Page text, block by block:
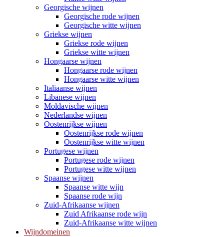
Georgische wijnen
Georgische rode wijnen
Georgische witte wijnen
Griekse wijnen
Griekse rode wijnen
Griekse witte wijnen
Hongaarse wijnen
Hongaarse rode wijnen
Hongaarse witte wijnen
Italiaanse wijnen
Libanese wijnen
Moldavische wijnen
Nederlandse wijnen
Oostenrijkse wijnen
Oostenrijkse rode wijnen
Oostenrijkse witte wijnen
Portugese wijnen
Portugese rode wijnen
Portugese witte wijnen
Spaanse wijnen
Spaanse witte wijn
Spaanse rode wijn
Zuid-Afrikaanse wijnen
Zuid Afrikaanse rode wijn
Zuid-Afrikaanse witte wijnen
Wijndomeinen